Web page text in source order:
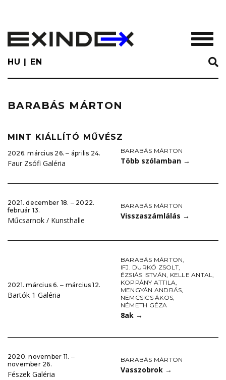
main
content
HU EN
BARABÁS MÁRTON
MINT KIÁLLÍTÓ MŰVÉSZ
2026. március 26. ‒ április 24.
Faur Zsófi Galéria
BARABÁS MÁRTON
Több szólamban →
2021. december 18. ‒ 2022.
február 13.
Műcsarnok / Kunsthalle
BARABÁS MÁRTON
Visszaszámlálás →
2021. március 6. ‒ március 12.
Bartók 1 Galéria
BARABÁS MÁRTON,
IFJ. DURKÓ ZSOLT,
ÉZSIÁS ISTVÁN, KELLE ANTAL,
KOPPÁNY ATTILA,
MENGYÁN ANDRÁS,
NEMCSICS ÁKOS,
NÉMETH GÉZA
8ak →
2020. november 11. ‒
november 26.
Fészek Galéria
BARABÁS MÁRTON
Vasszobrok →